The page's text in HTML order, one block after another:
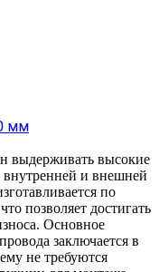
мм
выдерживать высокие
внутренней и внешней
по
позволяет достигать
Основное
заключается в
не требуются